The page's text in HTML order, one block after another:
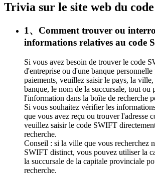
Trivia sur le site web du
1、Comment trouver ou
informations relatives au code
Si vous avez besoin de trouver le code
d'entreprise ou d'une banque
paiements, veuillez saisir le pays, la
banque, le nom de la succursale, tout ou
l'information dans la boîte de recherche
Si vous souhaitez vérifier les
que vous avez reçu ou trouver l'adresse
veuillez saisir le code SWIFT
recherche.
Conseil : si la ville que vous recherchez
SWIFT distinct, vous pouvez utiliser la
la succursale de la capitale provinciale
recherche.